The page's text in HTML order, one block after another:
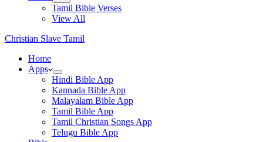
Tamil Bible Verses
View All
Christian Slave Tamil
Home
Apps
Hindi Bible App
Kannada Bible App
Malayalam Bible App
Tamil Bible App
Tamil Christian Songs App
Telugu Bible App